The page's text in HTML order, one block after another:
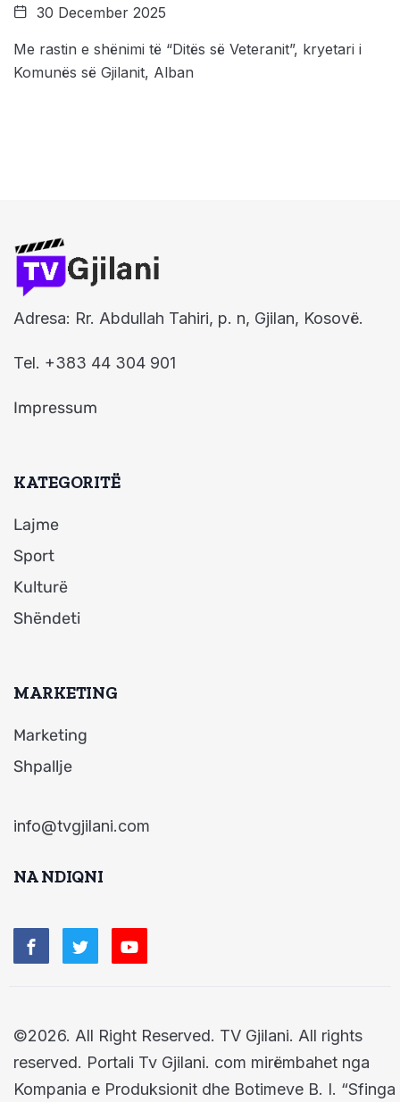
30 December 2025
Me rastin e shënimi të “Ditës së Veteranit”, kryetari i
Komunës së Gjilanit, Alban
Adresa: Rr. Abdullah Tahiri, p. n, Gjilan, Kosovë.
Tel. +383 44 304 901
Impressum
KATEGORITË
Lajme
Sport
Kulturë
Shëndeti
MARKETING
Marketing
Shpallje
info@tvgjilani.com
NA NDIQNI
©2026. All Right Reserved. TV Gjilani. All rights
reserved. Portali Tv Gjilani. com mirëmbahet nga
Kompania e Produksionit dhe Botimeve B. I. “Sfinga